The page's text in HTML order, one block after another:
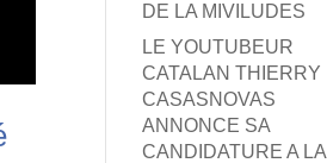
DE LA MIVILUDES
LE YOUTUBEUR
CATALAN THIERRY
CASASNOVAS
ANNONCE SA
CANDIDATURE A LA